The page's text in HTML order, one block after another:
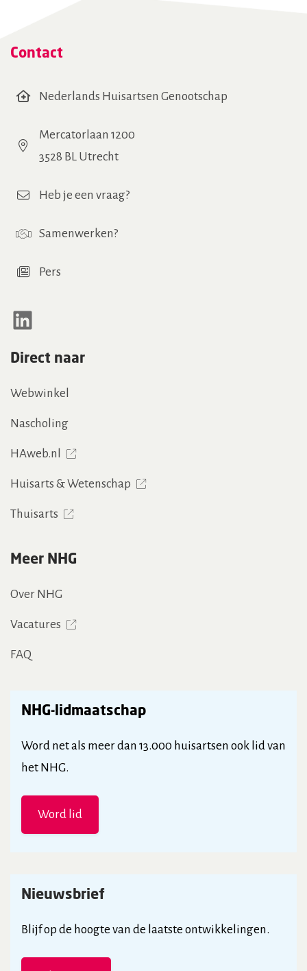
Contact
Nederlands Huisartsen Genootschap
Mercatorlaan 1200
3528 BL Utrecht
Heb je een vraag?
Samenwerken?
Pers
LinkedIn
Direct naar
Webwinkel
Nascholing
HAweb.nl
Huisarts & Wetenschap
Thuisarts
Meer NHG
Over NHG
Vacatures
FAQ
NHG-lidmaatschap
Word net als meer dan 13.000 huisartsen ook lid van
het NHG.
Word lid
Nieuwsbrief
Blijf op de hoogte van de laatste ontwikkelingen.